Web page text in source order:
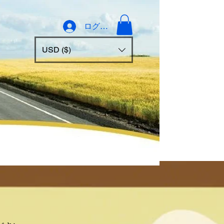
ログイン
USD ($)